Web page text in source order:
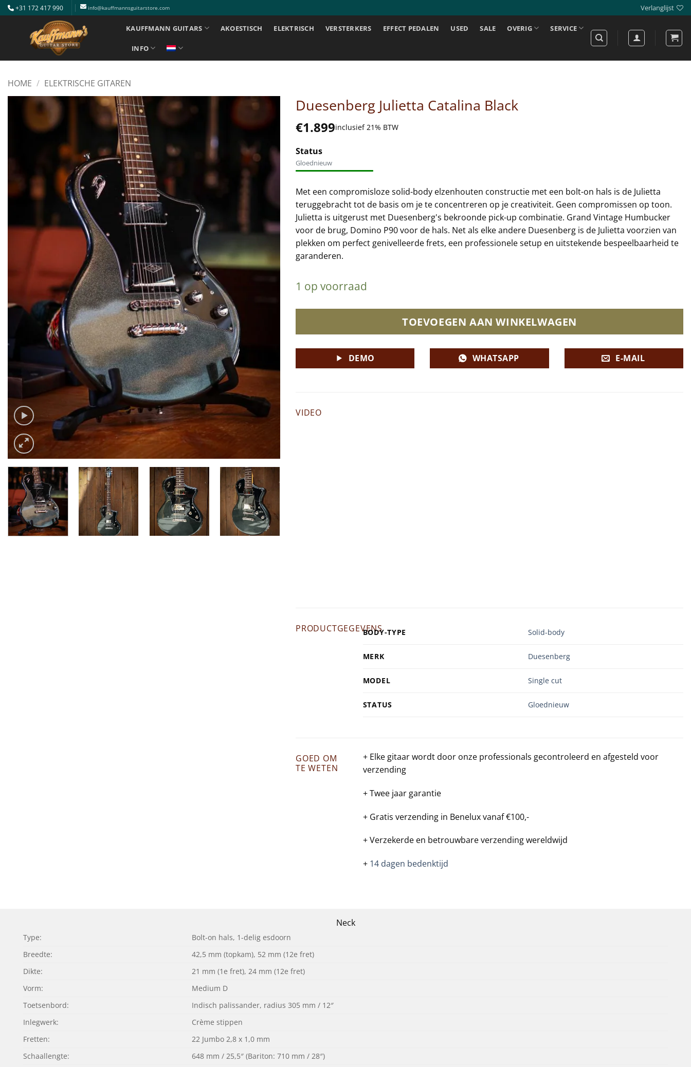
Ga
naar
+31 172 417 990 info@kauffmannsguitarstore.com Verlanglijst
KAUFFMANN GUITARS AKOESTISCH ELEKTRISCH VERSTERKERS EFFECT PEDALEN USED SALE OVERIG SERVICE
INFO
HOME / ELEKTRISCHE GITAREN
Duesenberg Julietta Catalina Black
€1.899inclusief 21% BTW
Status
Gloednieuw
Met een compromisloze solid-body elzenhouten constructie met een bolt-on hals is de Julietta
teruggebracht tot de basis om je te concentreren op je creativiteit. Geen compromissen op toon.
Julietta is uitgerust met Duesenberg's bekroonde pick-up combinatie. Grand Vintage Humbucker
voor de brug, Domino P90 voor de hals. Net als elke andere Duesenberg is de Julietta voorzien van
plekken om perfect genivelleerde frets, een professionele setup en uitstekende bespeelbaarheid te
garanderen.
1 op voorraad
TOEVOEGEN AAN WINKELWAGEN
DEMO WHATSAPP E-MAIL
VIDEO
PRODUCTGEGEVENSBODY-TYPE Solid-body
MERK Duesenberg
MODEL Single cut
STATUS Gloednieuw
GOED OM
TE WETEN
+ Elke gitaar wordt door onze professionals gecontroleerd en afgesteld voor
verzending
+ Twee jaar garantie
+ Gratis verzending in Benelux vanaf €100,-
+ Verzekerde en betrouwbare verzending wereldwijd
+ 14 dagen bedenktijd
Neck
Type:
Bolt-on hals, 1-delig esdoorn
Breedte:
42,5 mm (topkam), 52 mm (12e fret)
Dikte:
21 mm (1e fret), 24 mm (12e fret)
Vorm:
Medium D
Toetsenbord:
Indisch palissander, radius 305 mm / 12″
Inlegwerk:
Crème stippen
Fretten:
22 Jumbo 2,8 x 1,0 mm
Schaallengte:
648 mm / 25,5″ (Bariton: 710 mm / 28″)